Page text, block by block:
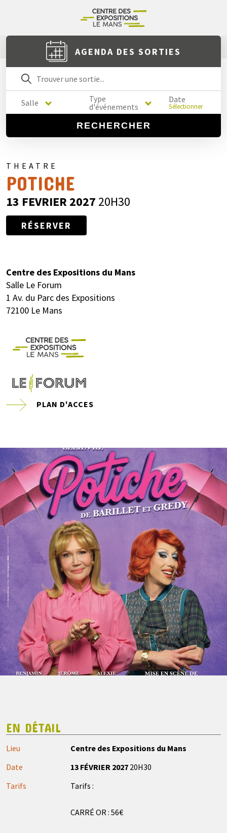
AGENDA DES SORTIES
Salle
Type
d'événements
Date
Sélectionner
RECHERCHER
THEATRE
POTICHE
13 FEVRIER 2027 20H30
RÉSERVER
Centre des Expositions du Mans
Salle Le Forum
1 Av. du Parc des Expositions
72100 Le Mans
PLAN D'ACCES
EN DÉTAIL
Lieu
Centre des Expositions du Mans
Date
13 FÉVRIER 2027 20H30
Tarifs
Tarifs :
CARRÉ OR : 56€